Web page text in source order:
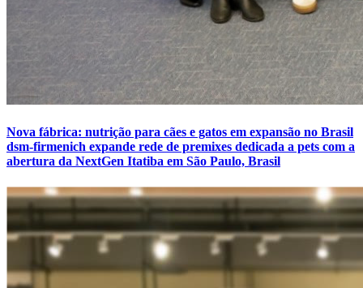
Nova fábrica: nutrição para cães e gatos em expansão no Brasil
dsm-firmenich expande rede de premixes dedicada a pets com a
abertura da NextGen Itatiba em São Paulo, Brasil